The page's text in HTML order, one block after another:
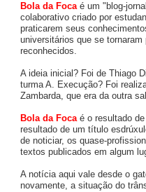
Bola da Foca é um "blog-
colaborativo criado por
praticarem seus
universitários que se
reconhecidos.
A ideia inicial? Foi de Thiago
turma A. Execução? Foi
Zambarda, que era da outra
Bola da Focaé o resultado de
resultado de um título
de noticiar, os quase-
textos publicados em algum
A notícia aqui vale desde o
novamente, a situação do